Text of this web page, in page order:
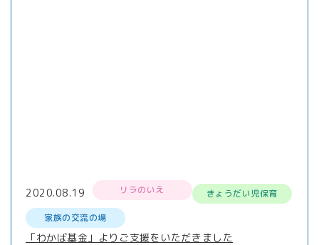
2020.08.19 リラのいえ
きょうだい児保育
家族の交流の場
「わかば基金」よりご支援をいただきました